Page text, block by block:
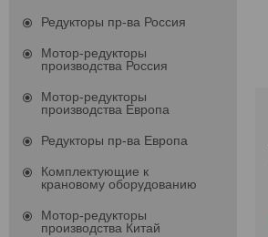
Редукторы пр-ва Россия
Мотор-редукторы
производства Россия
Мотор-редукторы
производства Европа
Редукторы пр-ва Европа
Комплектующие к
крановому оборудованию
Мотор-редукторы
производства Китай